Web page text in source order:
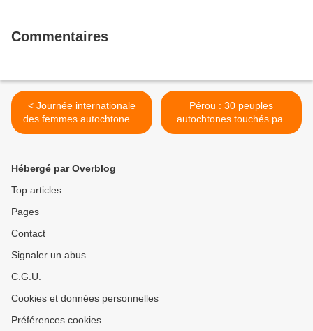
Commentaires
< Journée internationale
des femmes autochtones :
la dirigeante Achuar qui a
Équateur
Pérou : 30 peuples
autochtones touchés par
l’exploitation minière illégale
Hébergé par Overblog
Top articles
Pages
Contact
Signaler un abus
C.G.U.
Cookies et données personnelles
Préférences cookies